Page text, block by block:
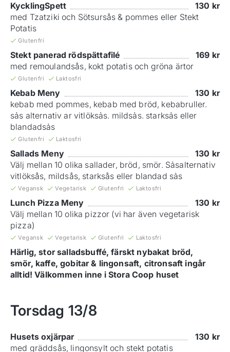
KycklingSpett 130 kr
med Tzatziki och Sötsursås & pommes eller Stekt
Potatis
Glutenfri
Stekt panerad rödspättafilé 169 kr
med remoulandsås, kokt potatis och gröna ärtor
Glutenfri Laktosfri
Kebab Meny 130 kr
kebab med pommes, kebab med bröd, kebabruller.
sảs alternativ ar vitlöksảs. mildsảs. starksảs eller
blandadsảs
Glutenfri Laktosfri
Sallads Meny 130 kr
Välj mellan 10 olika sallader, bröd, smör. Sảsalternativ
vitlöksås, mildsås, starksås eller blandad sảs
Vegansk Vegetarisk Glutenfri Laktosfri
Lunch Pizza Meny 130 kr
Välj mellan 10 olika pizzor (vi har även vegetarisk
pizza)
Vegansk Vegetarisk Glutenfri Laktosfri
Härlig, stor salladsbuffé, färskt nybakat bröd,
smör, kaffe, gobitar & lingonsaft, citronsaft ingår
alltid! Välkommen inne i Stora Coop huset
Torsdag 13/8
Husets oxjärpar 130 kr
med gräddsås, lingonsylt och stekt potatis